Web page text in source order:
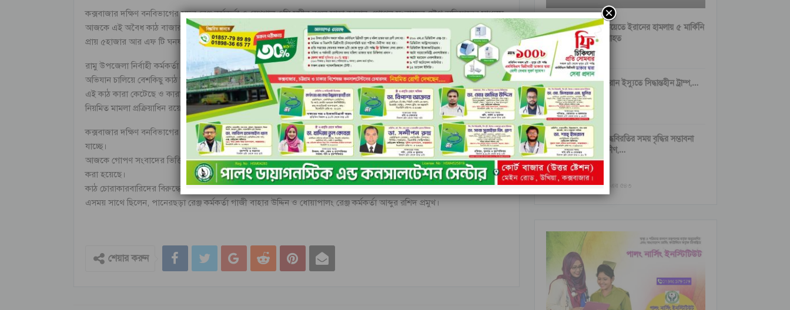
কক্সবাজার দক্ষিণ বনবিভাগের সদর রেঞ্জ কর্মকর্তা ও স্পেশাল ওসি সমীর রঞ্জন সাহা জানান, গোপন সংবাদের যৌথ অভিযানের মাধ্যমে
আজকে এই অবৈধ কাঠ বাজারটি বন্ধ করা হয়েছে এবং সেই বাজার থেকে ৬ ট্রাক বিভিন্ন প্রজাতির ছোট কাঠ জব্দ করা হয়েছে। সেখানে
প্রায় ৫হাজার আর এফ টি ঘনফুটের বাজারমূল্য হতে প্রায় ২লক্ষ টাকা।
রামু উপজেলা নির্বাহী কর্মকর্তা ফাহমিদা মোস্তফা জানান, আজকে রামু উপজেলার দক্ষিণ মিঠাছড়ি ইউনিয়নের কাঠিরমাথা নামক স্থানে
অভিযান চালিয়ে বেশকিছু কাঠ জব্দ করা হয়েছে।
এই কাঠ কারা কেটেছে ও কারা এভাবে বিক্রি করছে তদন্তের মাধ্যমে অপরাধীদের খুজে বের করা হবে।
নিয়মিত মামলা প্রক্রিয়াধিন রয়েছে।
কক্সবাজার দক্ষিণ বনবিভাগের বিভাগীয় বন কর্মকর্তা মোঃ সরওয়ার আলম জানান, বনবিভাগ সবসময় সজাগ থেকে বন রক্ষায় কাজ করে
যাচ্ছে।
আজকে গোপণ সংবাদের ভিত্তিতে যৌথ অভবযান পরিচালনা করে কাঠ বিক্রির একটি বাজার বন্ধ করা হয়েছে ও বিপুল পরিমাণ কাঠ জব্দ
করা হয়েছে।
কাঠ চোরাকারবারিদের বিরুদ্ধে আমাদের অভিযান অব্যাহত থাকবে ও তাদের আইনের আওতায়আনা হবে।
এসময় সাথে ছিলেন, পানেরছড়া রেঞ্জ কর্মকর্তা গাজী বাহার উদ্দিন ও ধোয়াপালং রেঞ্জ কর্মকর্তা আব্দুর রশিদ প্রমুখ।
শেয়ার করুন
কুয়েতে ইরানের হামলায় ৫ মার্কিনি
আহত
ইরান ইস্যুতে সিদ্ধান্তহীন ট্রাম্প,…
যুদ্ধবিরতির সময় বৃদ্ধির সম্ভাবনা
ক্ষীণ,…
আগের পরবর্তী ১ এর ৫৪৩